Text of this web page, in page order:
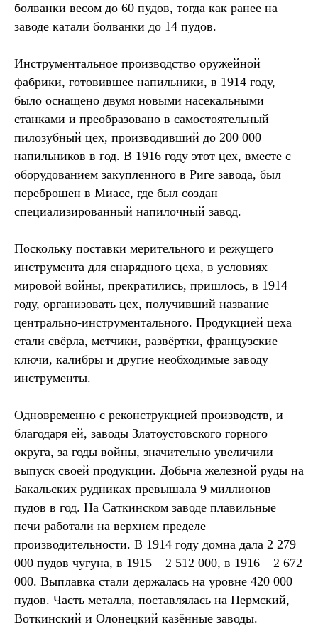
болванки весом до 60 пудов, тогда как ранее на
заводе катали болванки до 14 пудов.
Инструментальное производство оружейной
фабрики, готовившее напильники, в 1914 году,
было оснащено двумя новыми насекальными
станками и преобразовано в самостоятельный
пилозубный цех, производивший до 200 000
напильников в год. В 1916 году этот цех, вместе с
оборудованием закупленного в Риге завода, был
переброшен в Миасс, где был создан
специализированный напилочный завод.
Поскольку поставки мерительного и режущего
инструмента для снарядного цеха, в условиях
мировой войны, прекратились, пришлось, в 1914
году, организовать цех, получивший название
центрально-инструментального. Продукцией цеха
стали свёрла, метчики, развёртки, французские
ключи, калибры и другие необходимые заводу
инструменты.
Одновременно с реконструкцией производств, и
благодаря ей, заводы Златоустовского горного
округа, за годы войны, значительно увеличили
выпуск своей продукции. Добыча железной руды на
Бакальских рудниках превышала 9 миллионов
пудов в год. На Саткинском заводе плавильные
печи работали на верхнем пределе
производительности. В 1914 году домна дала 2 279
000 пудов чугуна, в 1915 – 2 512 000, в 1916 – 2 672
000. Выплавка стали держалась на уровне 420 000
пудов. Часть металла, поставлялась на Пермский,
Воткинский и Олонецкий казённые заводы.